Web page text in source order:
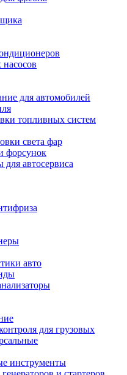
для автомобилей
топливных систем
света фар
форсунок
для автосервиса
авто
для грузовых
инструменты